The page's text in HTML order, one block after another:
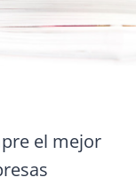
el mejor